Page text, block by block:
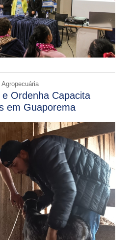
Ordenha Capacita
em Guaporema